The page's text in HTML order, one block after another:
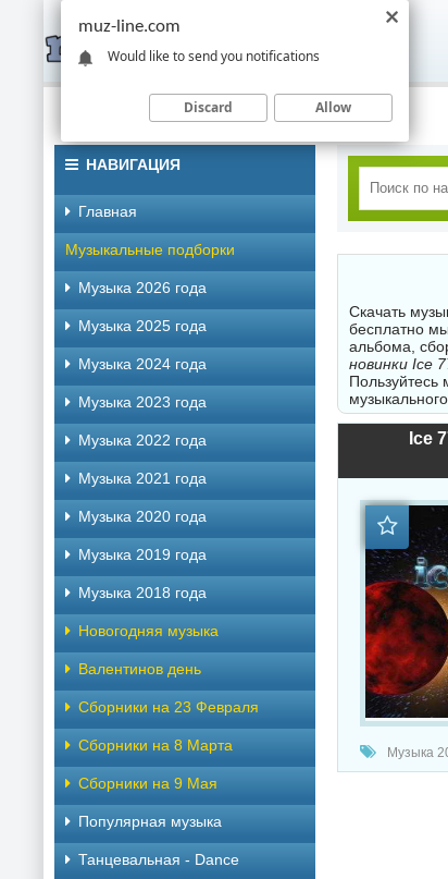
Скачать
бесплатно
альбома,
новинки Ice
Пользуйтесь
музыкального
Ice
Музыка
НАВИГАЦИЯ
Главная
Музыкальные подборки
Музыка 2026 года
Музыка 2025 года
Музыка 2024 года
Музыка 2023 года
Музыка 2022 года
Музыка 2021 года
Музыка 2020 года
Музыка 2019 года
Музыка 2018 года
Новогодняя музыка
Валентинов день
Сборники на 23 Февраля
Сборники на 8 Марта
Сборники на 9 Мая
Популярная музыка
Танцевальная - Dance
muz-line.com
Would like to send you notifications
Discard Allow